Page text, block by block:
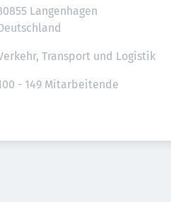
Langenhagen
Transport und Logistik
- 149 Mitarbeitende